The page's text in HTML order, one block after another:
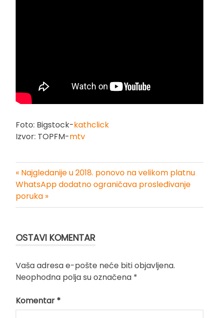
Foto: Bigstock-kathclick
Izvor: TOPFM-mtv
Kretanje
članka
« Najgledanije u 2018. ponovo na velikom platnu
WhatsApp dodatno ograničava prosleđivanje
poruka »
OSTAVI KOMENTAR
Vaša adresa e-pošte neće biti objavljena.
Neophodna polja su označena *
Komentar *